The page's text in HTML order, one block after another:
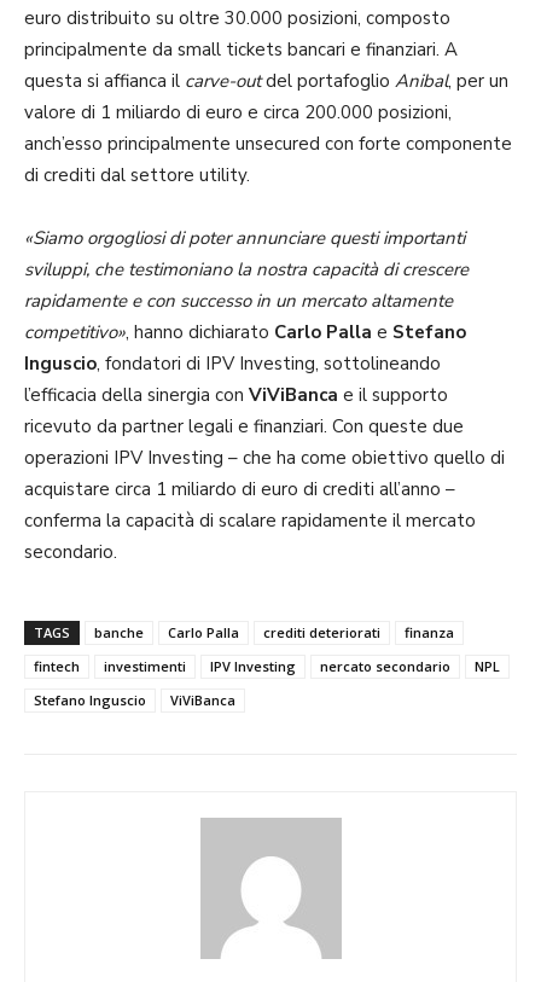
euro distribuito su oltre 30.000 posizioni, composto
principalmente da small tickets bancari e finanziari. A
questa si affianca il carve-outdel portafoglio Anibal, per un
valore di 1 miliardo di euro e circa 200.000 posizioni,
anch’esso principalmente unsecured con forte componente
di crediti dal settore utility.
«Siamo orgogliosi di poter annunciare questi importanti
sviluppi, che testimoniano la nostra capacità di crescere
rapidamente e con successo in un mercato altamente
competitivo», hanno dichiarato Carlo Palla e Stefano
Inguscio, fondatori di IPV Investing, sottolineando
l’efficacia della sinergia con ViViBanca e il supporto
ricevuto da partner legali e finanziari. Con queste due
operazioni IPV Investing – che ha come obiettivo quello di
acquistare circa 1 miliardo di euro di crediti all’anno –
conferma la capacità di scalare rapidamente il mercato
secondario.
TAGS banche Carlo Palla crediti deteriorati
finanza
fintech
investimenti IPV Investing nercato secondario
NPL
Stefano Inguscio
ViViBanca